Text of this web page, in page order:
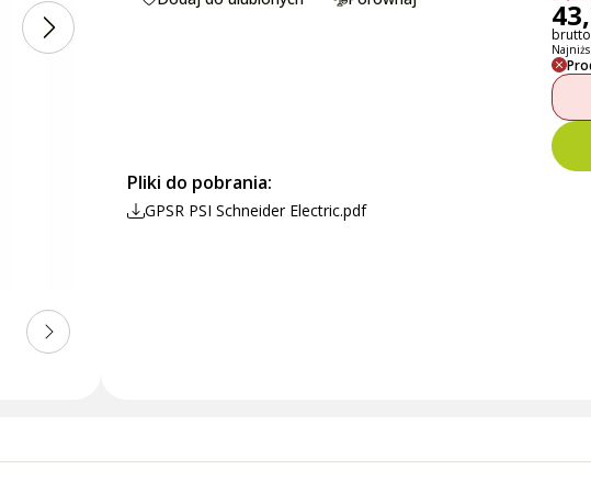
Pliki do pobrania:
GPSR PSI Schneider Electric.pdf